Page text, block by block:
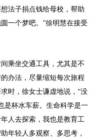
法子捐点钱给母校，帮助
一个梦吧。”徐明慧在接受
乘坐交通工具，尤其是不
办法，尽量缩短每次旅程
时，徐女士谦虚地说，“没
是杯水车薪。生命科学是一
人去探索，我也是教育工
年轻人多观察、多思考，